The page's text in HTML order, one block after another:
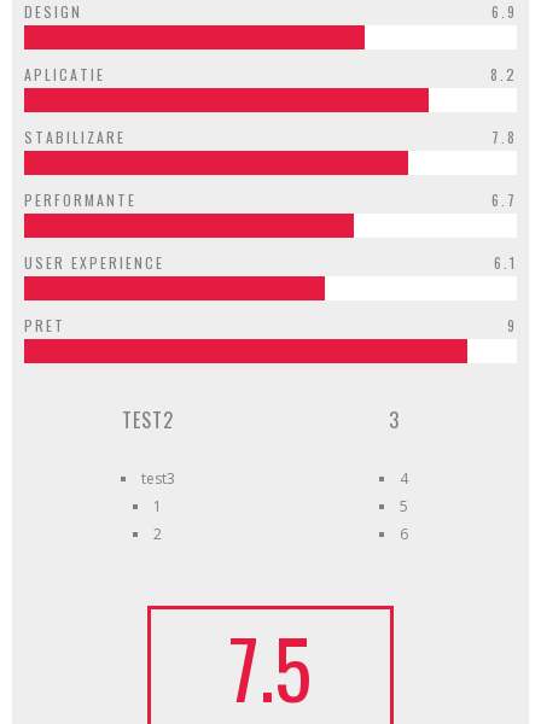
DESIGN 6.9
APLICATIE 8.2
STABILIZARE 7.8
PERFORMANTE 6.7
USER EXPERIENCE 6.1
PRET 9
TEST2
test3
1
2
3
4
5
6
7.5